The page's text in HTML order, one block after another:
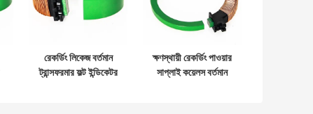
রেকর্ডিং লিকেজ বর্তমান
ট্রান্সফরমার ফল্ট ইন্ডিকেটর
ক্ষণস্থায়ী রেকর্ডিং পাওয়ার
সাপ্লাই কয়েলস বর্তমান